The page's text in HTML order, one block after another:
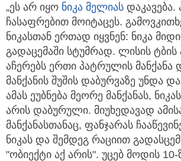
„ეს არ იყო ნიკა მელიას
ჩასაფრებით მოიტაცეს.
ნიკასთან ერთად იყვნენ: ნიკა
გადაცემაში სტუმრად. ლისის ტბის
აჩერებს ერთი პატრულის მანქანა
მანქანის შუშის დაბურვაზე უნდა
ამას ეუბნება მეორე მანქანას,
არის დაბურული. მიუხედავად
მანქანასთანაც, ფანჯარას
ნიკას და შემდეგ რაციით
"ობიექტი აქ არის". უცებ მოდის 10-